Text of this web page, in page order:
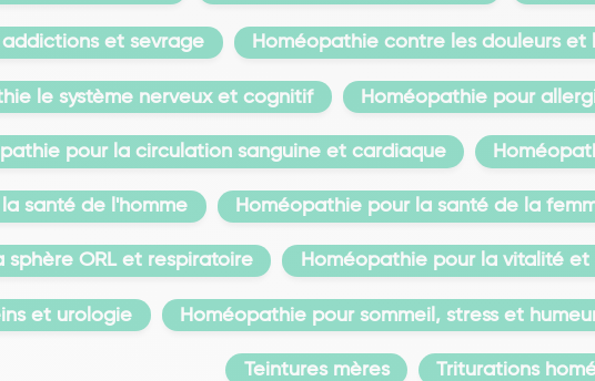
et sevrage Homéopathie contre les douleurs et
le système nerveux et cognitif Homéopathie pour
pour la circulation sanguine et cardiaque
santé de l'homme Homéopathie pour la santé de la
sphère ORL et respiratoire Homéopathie pour la vitalité et
et urologie Homéopathie pour sommeil, stress et
Teintures mères Triturations